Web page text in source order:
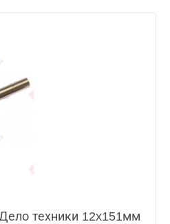
техники 12x151мм